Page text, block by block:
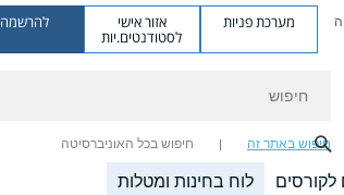
מערכת פניות אזור אישי
לסטודנטים.יות
להרשמה
חיפוש באתר זה חיפוש בכל האוניברסיטה
לקורסים לוח בחינות ומטלות